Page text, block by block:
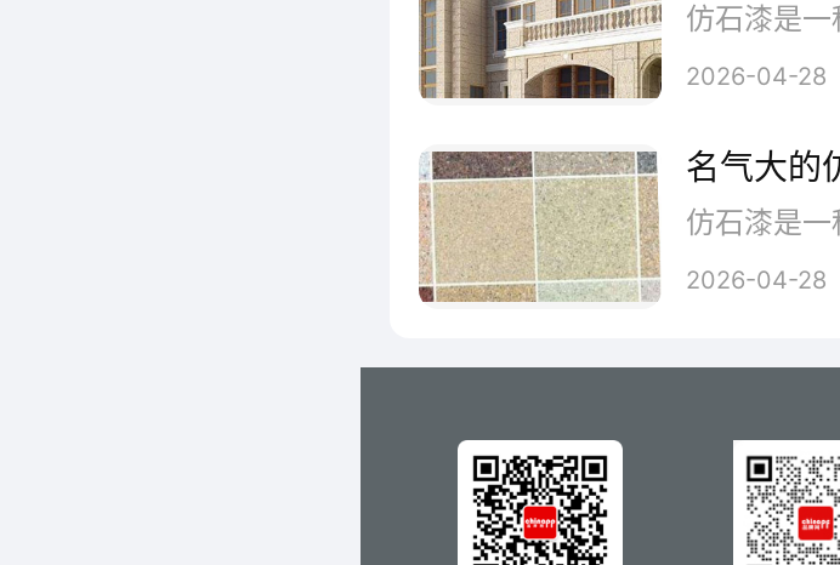
2、罗马柱起皮、空鼓脱落
问题原因：
①边角封闭没做好
③一次性喷涂过厚
2026-04-28
名气大的
2026-04-28